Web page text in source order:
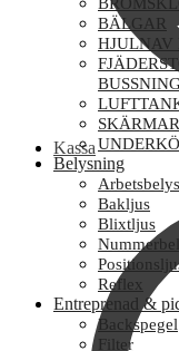
Kassa
BÄLGAR
HJULNAV
Belysning
Bakljus
Blixtljus
Reflex
Entreprenad &
Backspegel
Filter